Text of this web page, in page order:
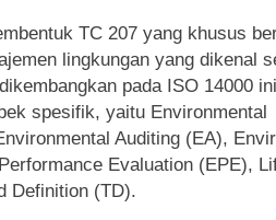
TC 207 yang khusus
lingkungan yang dikenal
pada ISO 14000 ini
spesifik, yaitu Environmental
Auditing (EA),
Evaluation (EPE),
Definition (TD).